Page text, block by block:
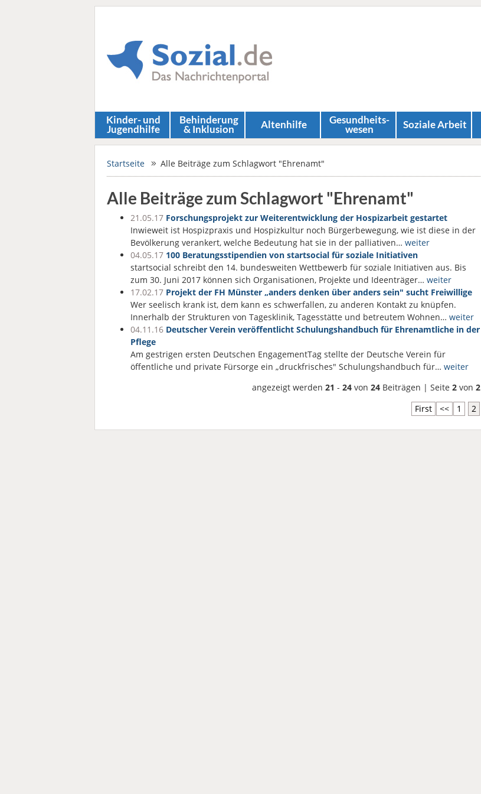
Kinder- und
Jugendhilfe
Behinderung
& Inklusion Altenhilfe Gesundheits­
wesen Soziale Arbeit
Startseite Alle Beiträge zum Schlagwort "Ehrenamt"
Alle Beiträge zum Schlagwort "Ehrenamt"
21.05.17 Forschungsprojekt zur Weiterentwicklung der Hospizarbeit gestartet
Inwieweit ist Hospizpraxis und Hospizkultur noch Bürgerbewegung, wie ist diese in der
Bevölkerung verankert, welche Bedeutung hat sie in der palliativen… weiter
04.05.17 100 Beratungsstipendien von startsocial für soziale Initiativen
startsocial schreibt den 14. bundesweiten Wettbewerb für soziale Initiativen aus. Bis
zum 30. Juni 2017 können sich Organisationen, Projekte und Ideenträger… weiter
17.02.17 Projekt der FH Münster „anders denken über anders sein" sucht Freiwillige
Wer seelisch krank ist, dem kann es schwerfallen, zu anderen Kontakt zu knüpfen.
Innerhalb der Strukturen von Tagesklinik, Tagesstätte und betreutem Wohnen… weiter
04.11.16 Deutscher Verein veröffentlicht Schulungshandbuch für Ehrenamtliche in der
Pflege
Am gestrigen ersten Deutschen EngagementTag stellte der Deutsche Verein für
öffentliche und private Fürsorge ein „druckfrisches" Schulungshandbuch für… weiter
angezeigt werden 21 - 24 von 24 Beiträgen | Seite 2 von 2
First
<< 1 2